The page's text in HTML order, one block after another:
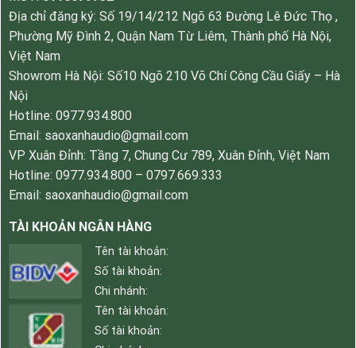
Địa chỉ đăng ký: Số 19/14/212 Ngõ 63 Đường Lê Đức Thọ ,
Phường Mỹ Đình 2, Quận Nam Từ Liêm, Thành phố Hà Nội,
Việt Nam
Showrom Hà Nội: Số10 Ngõ 210 Võ Chí Công Cầu Giấy – Hà
Nội
Hotline: 0977.934.800
Email: saoxanhaudio@gmail.com
VP Xuân Đỉnh: Tầng 7, Chung Cư 789, Xuân Đỉnh, Việt Nam
Hotline: 0977.934.800 – 0797.669.333
Email: saoxanhaudio@gmail.com
TÀI KHOẢN NGÂN HÀNG
Tên tài khoản:
Số tài khoản:
Chi nhánh:
Tên tài khoản:
Số tài khoản: